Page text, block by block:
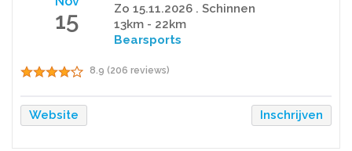
15
Zo 15.11.2026 . Schinnen
13km - 22km
Bearsports
8.9 (206 reviews)
Website Inschrijven